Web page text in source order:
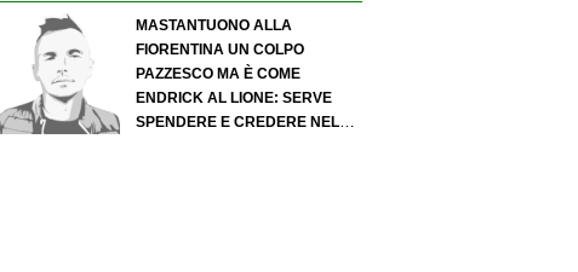
MASTANTUONO ALLA
FIORENTINA UN COLPO
PAZZESCO MA È COME
ENDRICK AL LIONE: SERVE
SPENDERE E CREDERE NELLO